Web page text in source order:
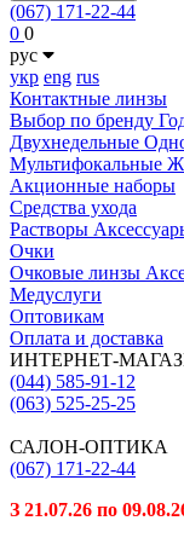
(067) 171-22-44
0 0
рус
укр eng rus
Контактные линзы
Выбор по бренду
Двухнедельные
Мультифокальные
Акционные наборы
Средства ухода
Растворы
Очки
Очковые линзы
Медуслуги
Оптовикам
Оплата и доставка
ИНТЕРНЕТ-
(044) 585-91-12
(063) 525-25-25
САЛОН-ОПТИКА
(067) 171-22-44
З 21.07.26 по